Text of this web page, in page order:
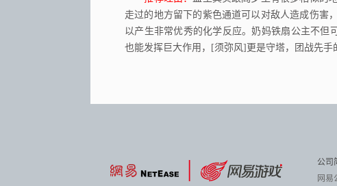
走过的地方留下的紫色通道可以对敌人造成伤害
以产生非常优秀的化学反应。奶妈铁扇公主不
也能发挥巨大作用，[须弥风]更是守塔，团战先手
公司
网易